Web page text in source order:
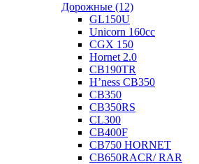
Дорожные (12)
GL150U
Unicorn 160cc
CGX 150
Hornet 2.0
CB190TR
H’ness CB350
CB350
CB350RS
CL300
CB400F
CB750 HORNET
CB650RACR/ RAR